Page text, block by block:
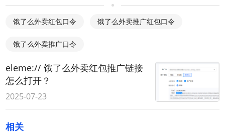
饿了么外卖红包口令 饿了么外卖推广红包口令
饿了么外卖推广口令
eleme:// 饿了么外卖红包推广链接
怎么打开？
2025-07-23
相关